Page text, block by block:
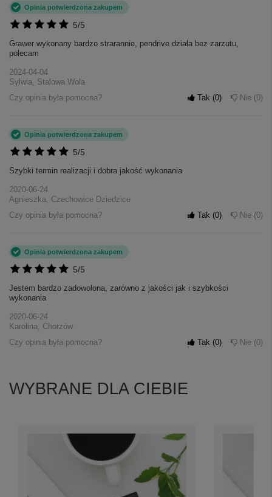
+
Zobacz więcej
5/5
Opinia potwierdzona zakupem
Grawer wykonany bardzo strarannie, pendrive działa bez zarzutu,
polecam
2024-04-04
Sylwia, Stalowa Wola
Czy opinia była pomocna?
Tak 0 Nie 0
5/5
Opinia potwierdzona zakupem
Szybki termin realizacji i dobra jakość wykonania
2020-06-24
Agnieszka, Czechowice Dziedzice
Czy opinia była pomocna?
Tak 0 Nie 0
5/5
Opinia potwierdzona zakupem
Jestem bardzo zadowolona, zarówno z jakości jak i szybkości
wykonania
2020-06-24
Karolina, Chorzów
Czy opinia była pomocna?
Tak 0 Nie 0
WYBRANE DLA CIEBIE